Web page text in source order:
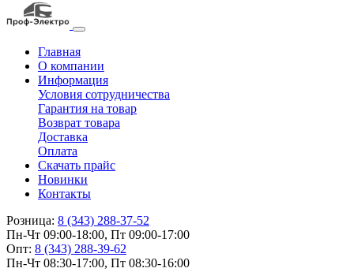
Главная
О компании
Информация
Условия сотрудничества
Гарантия на товар
Возврат товара
Доставка
Оплата
Скачать прайс
Новинки
Контакты
Розница: 8 (343) 288-37-52
Пн-Чт 09:00-18:00, Пт 09:00-17:00
Опт: 8 (343) 288-39-62
Пн-Чт 08:30-17:00, Пт 08:30-16:00